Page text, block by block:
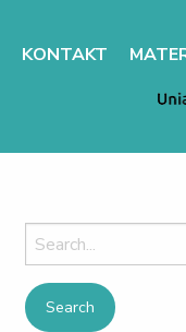
KONTAKT
Search
for: